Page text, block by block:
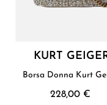
KURT
Borsa Donna
228,00 €